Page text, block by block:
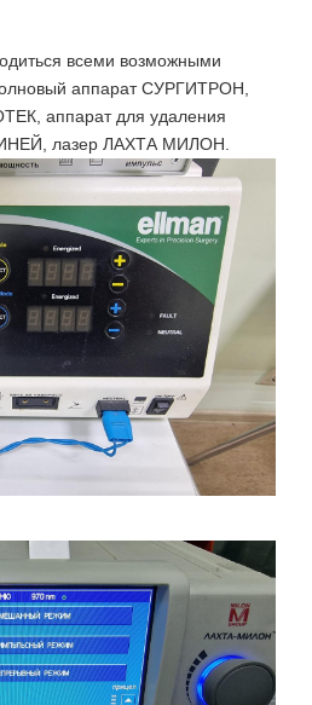
всеми возможными
аппарат СУРГИТРОН,
аппарат для удаления
лазер ЛАХТА МИЛОН.